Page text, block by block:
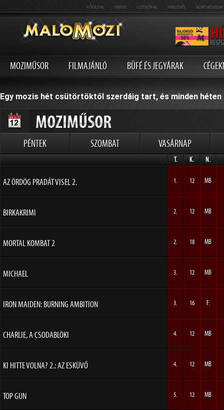
FŐOLDAL . HIREK . ÜZENŐFAL . HÍRLEVÉL . ADATVÉDELMI
MOZIMŰSOR FILMAJÁNLÓ BÜFÉ ÉS JEGYÁRAK
Egy mozis hét csütörtöktől szerdáig tart, és minden
PÉNTEK SZOMBAT VASÁRNAP
T. K. N.
AZ ÖRDÖG PRADÁT VISEL 2. 1. 12 MB
BIRKAKRIMI 2. 12 MB
MORTAL KOMBAT 2 2. 18 MB
MICHAEL 3. 12 MB
IRON MAIDEN: BURNING AMBITION 3. 16 F.
CHARLIE, A CSODABLÖKI 4. 12 MB
KI HITTE VOLNA? 2.: AZ ESKÜVŐ 4. 12 MB
TOP GUN 5. 12 MB